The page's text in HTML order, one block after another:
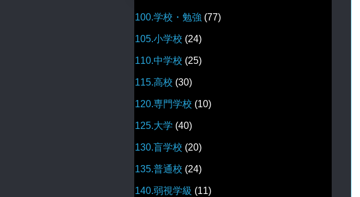
100.学校・勉強 (77)
105.小学校 (24)
110.中学校 (25)
115.高校 (30)
120.専門学校 (10)
125.大学 (40)
130.盲学校 (20)
135.普通校 (24)
140.弱視学級 (11)